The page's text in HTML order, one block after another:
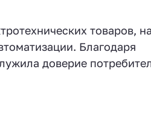
товаров,
Благодаря
доверие